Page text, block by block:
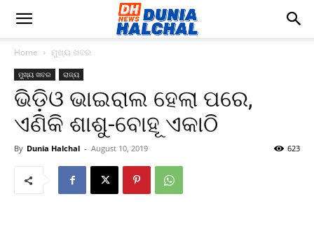
Home ମୁଖ୍ୟ ଖବର
ମୁଖ୍ୟ ଖବର ରାଜ୍ୟ
ଭିଡ଼ିଓ ଭାଇରାଲ ହେଲା ପରେ,
ଏଣିକି ଶାଶୁ-ବୋହୂ ଏକାଠି
By Dunia Halchal - August 10, 2019 623